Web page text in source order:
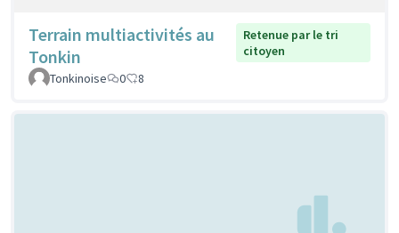
Terrain multiactivités au
Tonkin
Retenue par le tri
citoyen
Tonkinoise
0 8